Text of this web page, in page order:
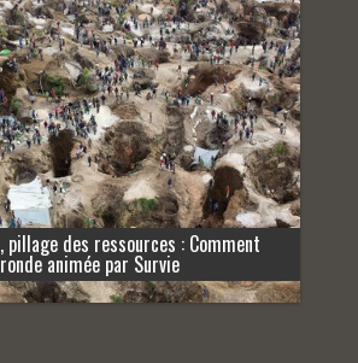
pillage des ressources : Comment
animée par Survie